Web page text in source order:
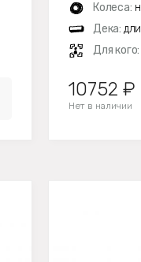
Колеса:
Дека:
Для кого:
10752 ₽
Нет в наличии